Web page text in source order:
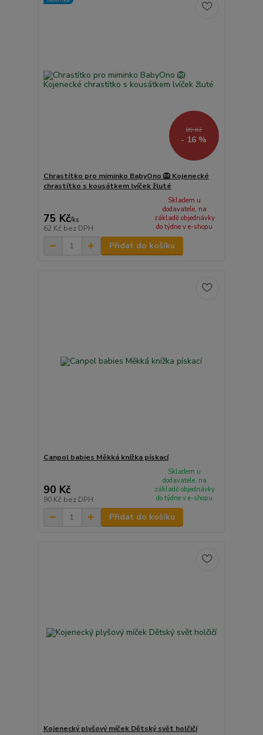
89 Kč
- 16 %
Chrastítko pro miminko BabyOno 🦁 Kojenecké
chrastítko s kousátkem lvíček žluté
75 Kč/ks
62 Kč bez DPH
Skladem u
dodavatele, na
základě objednávky
do týdne v e-shopu
Přidat do košíku
Canpol babies Měkká knížka pískací
90 Kč
90 Kč bez DPH
Skladem u
dodavatele, na
základě objednávky
do týdne v e-shopu
Přidat do košíku
Kojenecký plyšový míček Dětský svět holčičí